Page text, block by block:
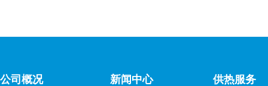
公司概况 新闻中心 供热服务